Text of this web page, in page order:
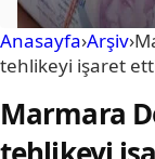
Anasayfa›Arşiv›
tehlikeyi işaret
Marmara